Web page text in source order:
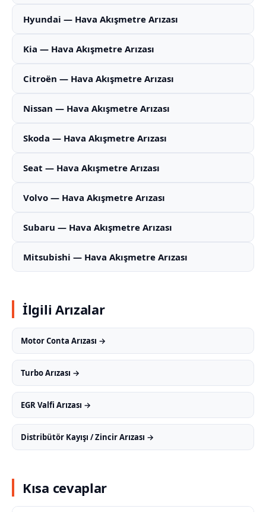
Hyundai — Hava Akışmetre Arızası
Kia — Hava Akışmetre Arızası
Citroën — Hava Akışmetre Arızası
Nissan — Hava Akışmetre Arızası
Skoda — Hava Akışmetre Arızası
Seat — Hava Akışmetre Arızası
Volvo — Hava Akışmetre Arızası
Subaru — Hava Akışmetre Arızası
Mitsubishi — Hava Akışmetre Arızası
İlgili Arızalar
Motor Conta Arızası →
Turbo Arızası →
EGR Valfi Arızası →
Distribütör Kayışı / Zincir Arızası →
Kısa cevaplar